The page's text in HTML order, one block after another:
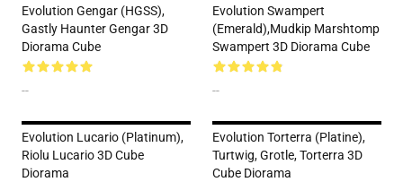
Evolution Gengar (HGSS),
Gastly Haunter Gengar 3D
Diorama Cube
--
Evolution Swampert
(Emerald),Mudkip Marshtomp
Swampert 3D Diorama Cube
--
Evolution Lucario (Platinum),
Riolu Lucario 3D Cube
Diorama
Evolution Torterra (Platine),
Turtwig, Grotle, Torterra 3D
Cube Diorama